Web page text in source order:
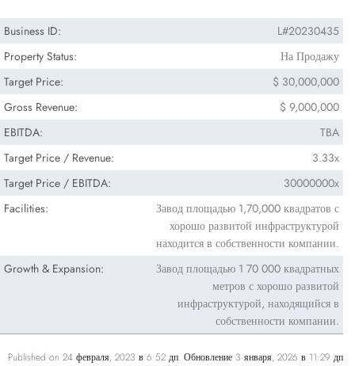
Business ID:
L#20230435
Property Status:
На Продажу
Target Price:
$ 30,000,000
Gross Revenue:
$ 9,000,000
EBITDA:
TBA
Target Price / Revenue:
3.33x
Target Price / EBITDA:
30000000x
Facilities:
Завод площадью 1,70,000 квадратов с
хорошо развитой инфраструктурой
находится в собственности компании.
Growth & Expansion:
Завод площадью 1 70 000 квадратных
метров с хорошо развитой
инфраструктурой, находящийся в
собственности компании.
Published on 24 февраля, 2023 в 6:52 дп. Обновление 3 января, 2026 в 11:29 дп